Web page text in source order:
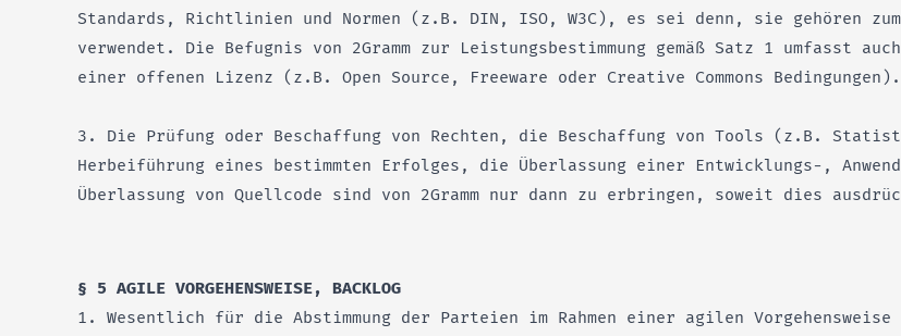
Standards, Richtlinien und Normen (z.B. DIN, ISO, W3C), es sei denn, sie gehören
verwendet. Die Befugnis von 2Gramm zur Leistungsbestimmung gemäß Satz 1 umfasst
einer offenen Lizenz (z.B. Open Source, Freeware oder Creative Commons Bedingungen).
3. Die Prüfung oder Beschaffung von Rechten, die Beschaffung von Tools (z.B.
Herbeiführung eines bestimmten Erfolges, die Überlassung einer Entwicklungs-,
Überlassung von Quellcode sind von 2Gramm nur dann zu erbringen, soweit dies
§ 5 AGILE VORGEHENSWEISE, BACKLOG
1. Wesentlich für die Abstimmung der Parteien im Rahmen einer agilen